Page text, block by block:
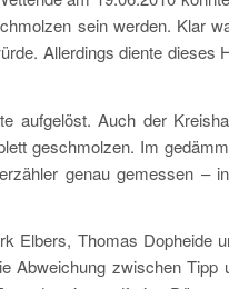
sein werden. Klar
Allerdings diente dieses
aufgelöst. Auch der
geschmolzen. Im
genau gemessen –
Elbers, Thomas Dopheide
Abweichung zwischen Tipp